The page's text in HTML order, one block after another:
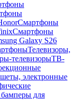
Смартфоны
Смартфоны
Galaxy S26
Телевизоры,
телевизорыТВ-
электронные
для